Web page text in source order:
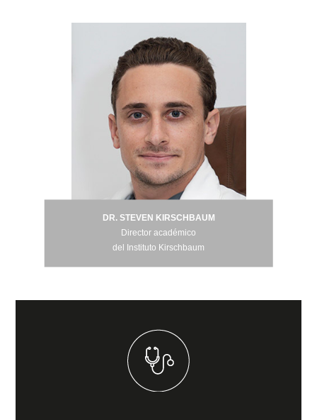
DR. STEVEN KIRSCHBAUM
Director académico
del Instituto Kirschbaum